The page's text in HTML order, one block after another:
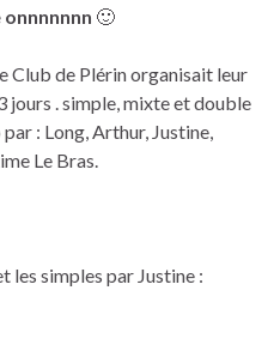
onnnnnnn 🙂
Club de Plérin organisait leur
jours . simple, mixte et double
: Long, Arthur, Justine,
Le Bras.
les simples par Justine :